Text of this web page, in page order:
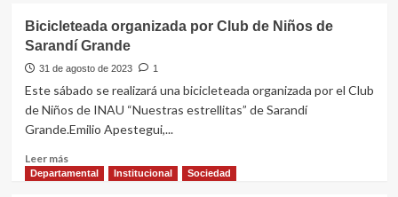
son
las
constelaciones
familiares?
Bicicleteada organizada por Club de Niños de
Sarandí Grande
31 de agosto de 2023 1
Este sábado se realizará una bicicleteada organizada por el Club
de Niños de INAU “Nuestras estrellitas” de Sarandí
Grande.Emilio Apestegui,...
Leer másLeer
más
Departamental Institucional Sociedad